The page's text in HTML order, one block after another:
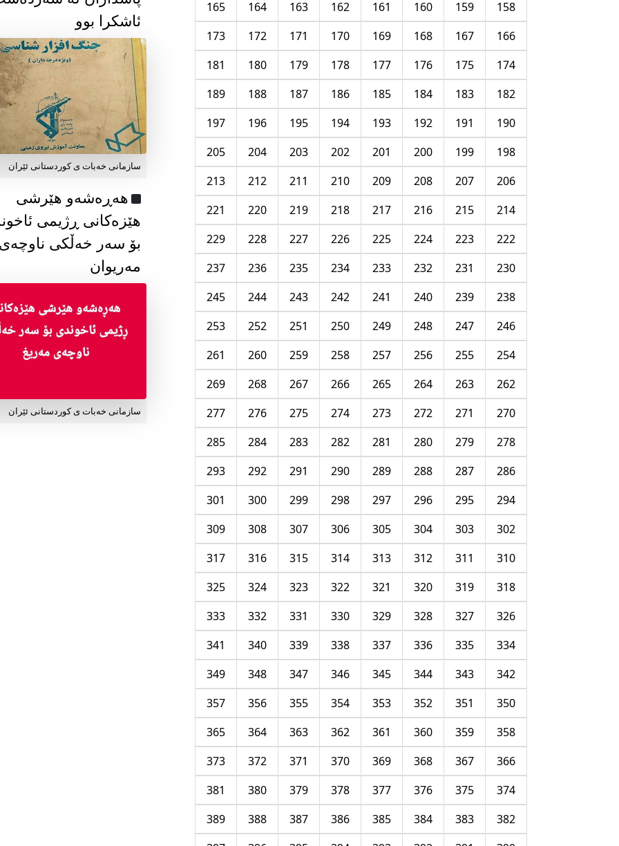
158
159
160
161
162
163
164
165
166
167
168
169
170
171
172
173
174
175
176
177
178
179
180
181
182
183
184
185
186
187
188
189
190
191
192
193
194
195
196
197
198
199
200
201
202
203
204
205
206
207
208
209
210
211
212
213
214
215
216
217
218
219
220
221
222
223
224
225
226
227
228
229
230
231
232
233
234
235
236
237
238
239
240
241
242
243
244
245
246
247
248
249
250
251
252
253
254
255
256
257
258
259
260
261
262
263
264
265
266
267
268
269
270
271
272
273
274
275
276
277
278
279
280
281
282
283
284
285
286
287
288
289
290
291
292
293
294
295
296
297
298
299
300
301
302
303
304
305
306
307
308
309
310
311
312
313
314
315
316
317
318
319
320
321
322
323
324
325
326
327
328
329
330
331
332
333
334
335
336
337
338
339
340
341
342
343
344
345
346
347
348
349
350
351
352
353
354
355
356
357
358
359
360
361
362
363
364
365
366
367
368
369
370
371
372
373
374
375
376
377
378
379
380
381
382
383
384
385
386
387
388
389
ئاشکرا بوو
سازمانی خەبات ی كوردستانی ئێران
هەڕەشەو هێرشی
هێزەکانی ڕژیمی
بۆ سەر خەڵکی
مەریوان
سازمانی خەبات ی کوردستانی ئێران